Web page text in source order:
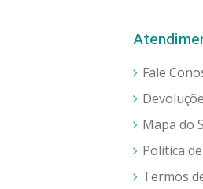
Fale
Mapa do
Política
Termos